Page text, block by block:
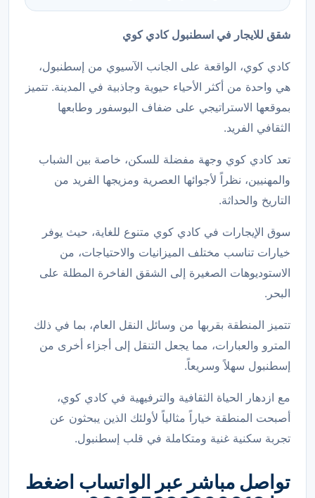
شقق للايجار في اسطنبول كادي كوي
كادي كوي، الواقعة على الجانب الآسيوي من إسطنبول،
هي واحدة من أكثر الأحياء حيوية وجاذبية في المدينة. تتميز
بموقعها الاستراتيجي على ضفاف البوسفور وطابعها
الثقافي الفريد.
تعد كادي كوي وجهة مفضلة للسكن، خاصة بين الشباب
والمهنيين، نظراً لأجوائها العصرية ومزيجها الفريد من
التاريخ والحداثة.
سوق الإيجارات في كادي كوي متنوع للغاية، حيث يوفر
خيارات تناسب مختلف الميزانيات والاحتياجات، من
الاستوديوهات الصغيرة إلى الشقق الفاخرة المطلة على
البحر.
تتميز المنطقة بقربها من وسائل النقل العام، بما في ذلك
المترو والعبارات، مما يجعل التنقل إلى أجزاء أخرى من
إسطنبول سهلاً وسريعاً.
مع ازدهار الحياة الثقافية والترفيهية في كادي كوي،
أصبحت المنطقة خياراً مثالياً لأولئك الذين يبحثون عن
تجربة سكنية غنية ومتكاملة في قلب إسطنبول.
تواصل مباشر عبر الواتساب اضغط